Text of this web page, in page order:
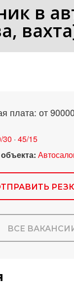
в
плата: от
30 · 45/15
ВСЕ